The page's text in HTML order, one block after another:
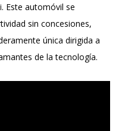
Este automóvil se
sin concesiones,
única dirigida a
de la tecnología.